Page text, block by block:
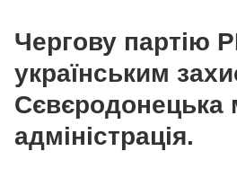
Чергову партію
українським
Сєвєродонецька
адміністрація.